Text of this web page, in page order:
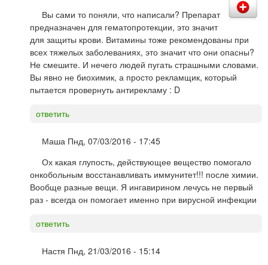
Вы сами то поняли, что написали? Препарат
предназначен для гематопротекции, это значит
для защиты крови. Витамины тоже рекомендованы при
всех тяжелых заболеваниях, это значит что они опасны?
Не смешите. И нечего людей пугать страшными словами.
Вы явно не биохимик, а просто рекламщик, который
пытается провернуть антирекламу : D
ответить
Маша Пнд, 07/03/2016 - 17:45
Ох какая глупость, действующее вещество помогало
онкобольным восстанавливать иммунитет!!! после химии.
Вообще разные вещи. Я ингавирином лечусь не первый
раз - всегда он помогает именно при вирусной инфекции
ответить
Настя Пнд, 21/03/2016 - 15:14